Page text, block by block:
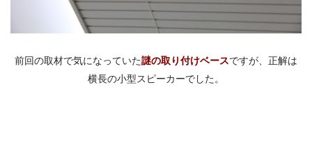
前回の取材で気になっていた謎の取り付けベースですが、正解は
横長の小型スピーカーでした。